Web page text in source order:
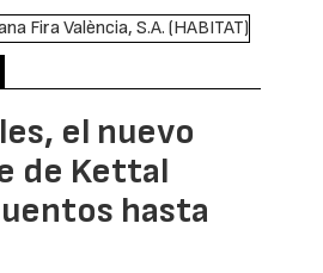
el nuevo
de Kettal
hasta